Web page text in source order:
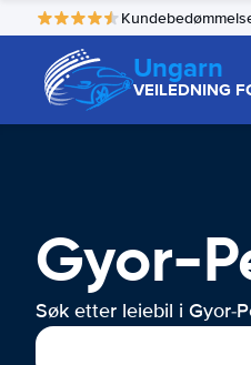
Ungarn
VEILEDNING
Gyor-
Søk etter leiebil i Gyor-